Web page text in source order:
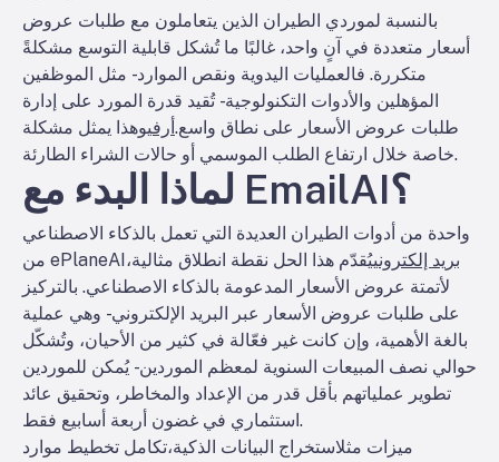
بالنسبة لموردي الطيران الذين يتعاملون مع طلبات عروض
أسعار متعددة في آنٍ واحد، غالبًا ما تُشكل قابلية التوسع مشكلةً
متكررة. فالعمليات اليدوية ونقص الموارد - مثل الموظفين
المؤهلين والأدوات التكنولوجية - تُقيد قدرة المورد على إدارة
طلبات عروض الأسعار على نطاق واسع.أرفيوهذا يمثل مشكلة
خاصة خلال ارتفاع الطلب الموسمي أو حالات الشراء الطارئة.
لماذا البدء مع EmailAI؟
واحدة من أدوات الطيران العديدة التي تعمل بالذكاء الاصطناعي
من ePlaneAI،
بريد إلكترونييُقدّم هذا الحل نقطة انطلاق مثالية
لأتمتة عروض الأسعار المدعومة بالذكاء الاصطناعي. بالتركيز
على طلبات عروض الأسعار عبر البريد الإلكتروني - وهي عملية
بالغة الأهمية، وإن كانت غير فعّالة في كثير من الأحيان، وتُشكّل
حوالي نصف المبيعات السنوية لمعظم الموردين - يُمكن للموردين
تطوير عملياتهم بأقل قدر من الإعداد والمخاطر، وتحقيق عائد
استثماري في غضون أربعة أسابيع فقط.
ميزات مثلاستخراج البيانات الذكية،تكامل تخطيط موارد